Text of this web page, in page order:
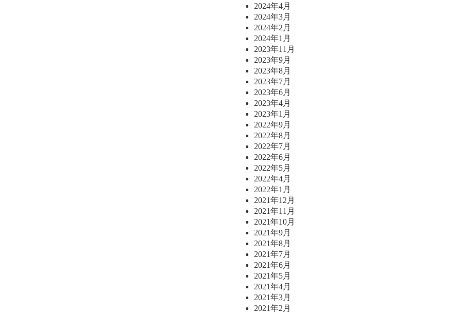
2024年4月
2024年3月
2024年2月
2024年1月
2023年11月
2023年9月
2023年8月
2023年7月
2023年6月
2023年4月
2023年1月
2022年9月
2022年8月
2022年7月
2022年6月
2022年5月
2022年4月
2022年1月
2021年12月
2021年11月
2021年10月
2021年9月
2021年8月
2021年7月
2021年6月
2021年5月
2021年4月
2021年3月
2021年2月